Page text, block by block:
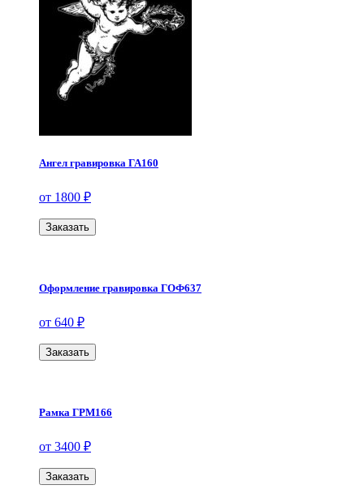
Ангел гравировка ГА160
от 1800 ₽
Заказать
Оформление гравировка ГОФ637
от 640 ₽
Заказать
Рамка ГРМ166
от 3400 ₽
Заказать